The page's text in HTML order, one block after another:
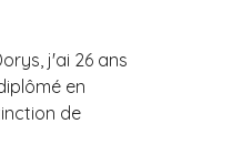
j'ai 26 ans
en
de